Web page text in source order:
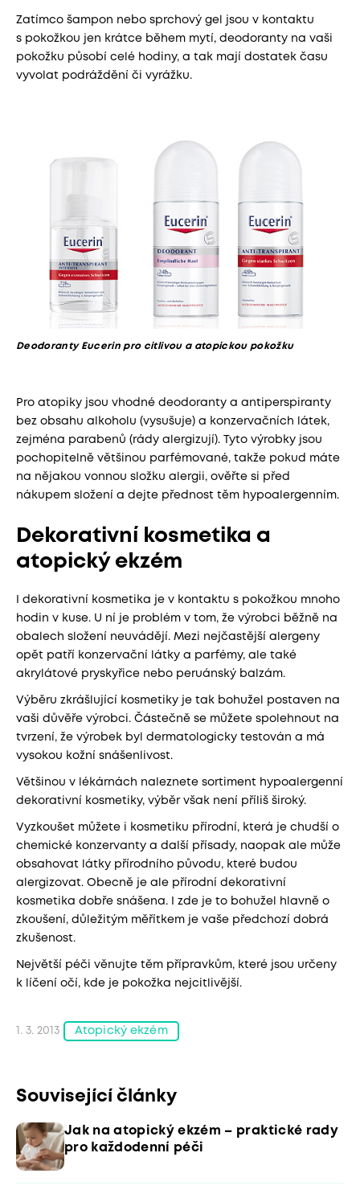
Zatímco šampon nebo sprchový gel jsou v kontaktu
s pokožkou jen krátce během mytí, deodoranty na vaši
pokožku působí celé hodiny, a tak mají dostatek času
vyvolat podráždění či vyrážku.
Deodoranty Eucerin pro citlivou a atopickou pokožku
Pro atopiky jsou vhodné deodoranty a antiperspiranty
bez obsahu alkoholu (vysušuje) a konzervačních látek,
zejména parabenů (rády alergizují). Tyto výrobky jsou
pochopitelně většinou parfémované, takže pokud máte
na nějakou vonnou složku alergii, ověřte si před
nákupem složení a dejte přednost těm hypoalergenním.
Dekorativní kosmetika a
atopický ekzém
I dekorativní kosmetika je v kontaktu s pokožkou mnoho
hodin v kuse. U ní je problém v tom, že výrobci běžně na
obalech složení neuvádějí. Mezi nejčastější alergeny
opět patří konzervační látky a parfémy, ale také
akrylátové pryskyřice nebo peruánský balzám.
Výběru zkrášlující kosmetiky je tak bohužel postaven na
vaši důvěře výrobci. Částečně se můžete spolehnout na
tvrzení, že výrobek byl dermatologicky testován a má
vysokou kožní snášenlivost.
Většinou v lékárnách naleznete sortiment hypoalergenní
dekorativní kosmetiky, výběr však není příliš široký.
Vyzkoušet můžete i kosmetiku přírodní, která je chudší o
chemické konzervanty a další přísady, naopak ale může
obsahovat látky přírodního původu, které budou
alergizovat. Obecně je ale přírodní dekorativní
kosmetika dobře snášena. I zde je to bohužel hlavně o
zkoušení, důležitým měřítkem je vaše předchozí dobrá
zkušenost.
Největší péči věnujte těm přípravkům, které jsou určeny
k líčení očí, kde je pokožka nejcitlivější.
1. 3. 2013 Atopický ekzém
Související články
Jak na atopický ekzém – praktické rady
pro každodenní péči